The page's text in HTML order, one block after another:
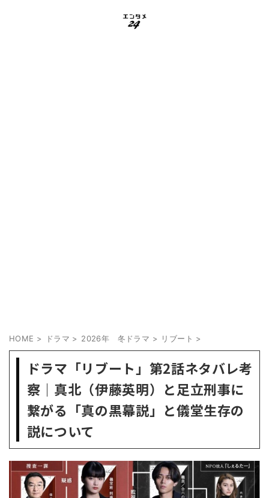
HOME > ドラマ > 2026年 冬ドラマ > リブート >
ドラマ「リブート」第2話ネタバレ考
察｜真北（伊藤英明）と足立刑事に
繋がる「真の黒幕説」と儀堂生存の
説について